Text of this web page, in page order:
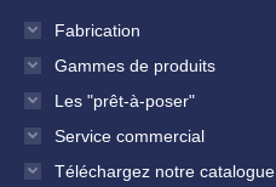
Fabrication
Gammes de produits
Les "prêt-à-poser"
Service commercial
Téléchargez notre catalogue